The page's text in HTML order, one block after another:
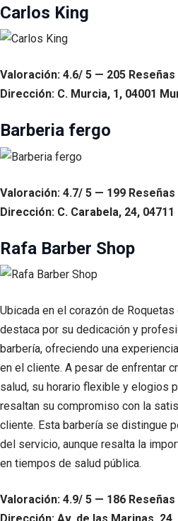
Carlos King
Valoración: 4.6/ 5 — 205 Reseñas
Dirección: C. Murcia, 1, 04001
Barberia fergo
Valoración: 4.7/ 5 — 199 Reseñas
Dirección: C. Carabela, 24,
Rafa Barber Shop
Ubicada en el corazón de Roquetas
destaca por su dedicación y
barbería, ofreciendo una
en el cliente. A pesar de enfrentar
salud, su horario flexible y elogios
resaltan su compromiso con la
cliente. Esta barbería se distingue
del servicio, aunque resalta la
en tiempos de salud pública.
Valoración: 4.9/ 5 — 186 Reseñas